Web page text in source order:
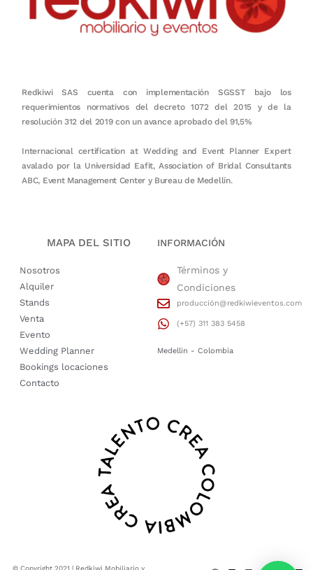
Redkiwi SAS cuenta con implementación SGSST bajo los
requerimientos normativos del decreto 1072 del 2015 y de la
resolución 312 del 2019 con un avance aprobado del 91,5%
Internacional certification at Wedding and Event Planner Expert
avalado por la Universidad Eafit, Association of Bridal Consultants
ABC, Event Management Center y Bureau de Medellín.
MAPA DEL SITIO
Nosotros
Alquiler
Stands
Venta
Evento
Wedding Planner
Bookings locaciones
Contacto
INFORMACIÓN
Términos y
Condiciones
producción@redkiwieventos.com
(+57) 311 383 5458
Medellin - Colombia
© Copyright 2021 | Redkiwi Mobiliario y